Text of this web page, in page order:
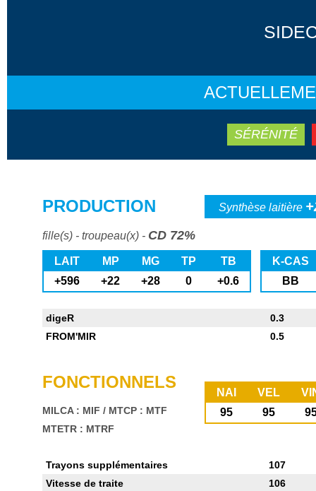
SÉRÉNITÉ
PRODUCTION Synthèse laitière
fille(s) - troupeau(x) - CD 72%
LAIT MP MG TP
TB
+596
+22 +28 0 +0.6
K-CAS
BB
digeR
0.3
FROM'MIR
0.5
FONCTIONNELS
MILCA : MIF / MTCP : MTF
MTETR : MTRF
NAI VEL
95
95
Trayons supplémentaires
107
Vitesse de traite
106